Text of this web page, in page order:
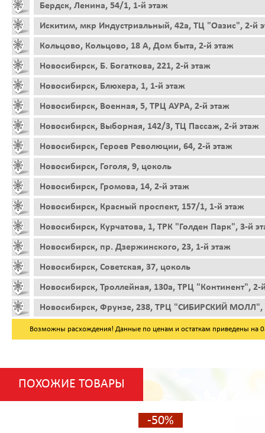
Бердск, Ленина, 54/1, 1-й этаж
Искитим, мкр Индустриальный, 42а, ТЦ "Оазис", 2-й
Кольцово, Кольцово, 18 А, Дом быта, 2-й этаж
Новосибирск, Б. Богаткова, 221, 2-й этаж
Новосибирск, Блюхера, 1, 1-й этаж
Новосибирск, Военная, 5, ТРЦ АУРА, 2-й этаж
Новосибирск, Выборная, 142/3, ТЦ Пассаж, 2-й этаж
Новосибирск, Героев Революции, 64, 2-й этаж
Новосибирск, Гоголя, 9, цоколь
Новосибирск, Громова, 14, 2-й этаж
Новосибирск, Красный проспект, 157/1, 1-й этаж
Новосибирск, Курчатова, 1, ТРК "Голден Парк", 3-й
Новосибирск, пр. Дзержинского, 23, 1-й этаж
Новосибирск, Советская, 37, цоколь
Новосибирск, Троллейная, 130а, ТРЦ "Континент", 2-
Новосибирск, Фрунзе, 238, ТРЦ "СИБИРСКИЙ МОЛЛ",
Возможны расхождения! Данные по ценам и остаткам приведены на
ПОХОЖИЕ ТОВАРЫ
-50%